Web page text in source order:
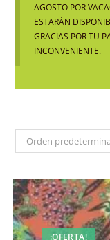
AGOSTO POR
ESTARÁN
GRACIAS POR TU
INCONVENIENTE.
Orden
¡OFERTA!